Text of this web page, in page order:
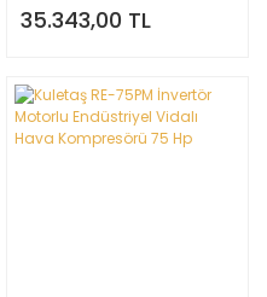
35.343,00 TL